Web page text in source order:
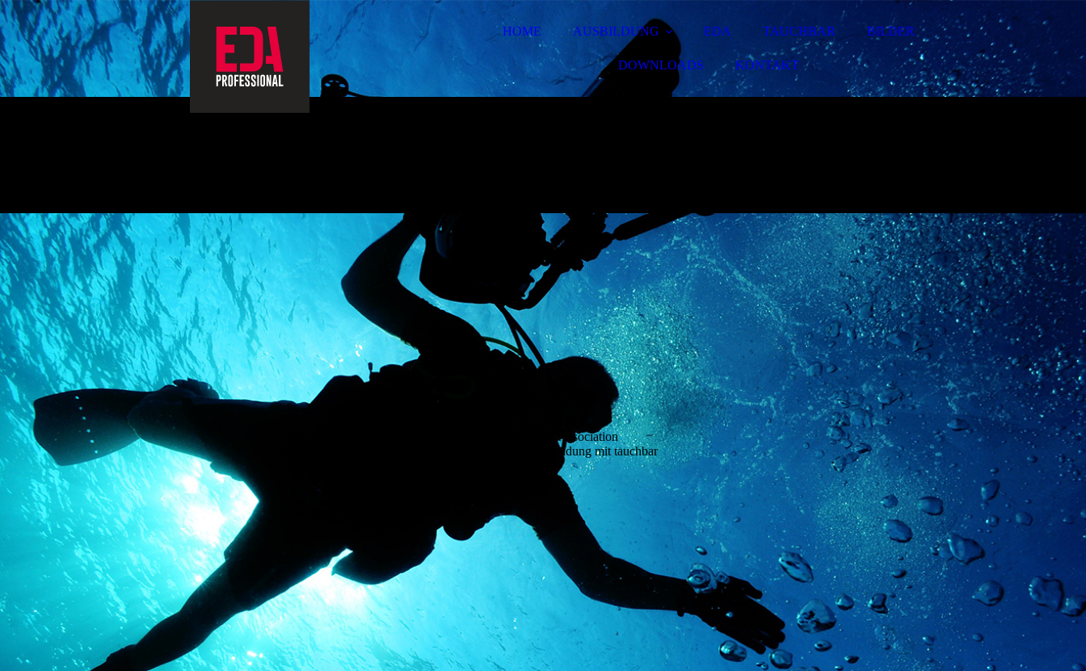
HOME AUSBILDUNG EDA TAUCHBAR BILDER
DOWNLOADS KONTAKT
ng Association
Deine EDA/CMAS Ausbildung mit tauchbar